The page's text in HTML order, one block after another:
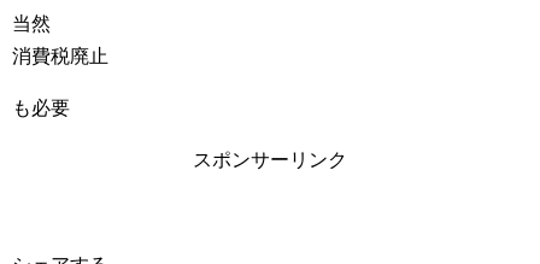
当然
消費税廃止
も必要
スポンサーリンク